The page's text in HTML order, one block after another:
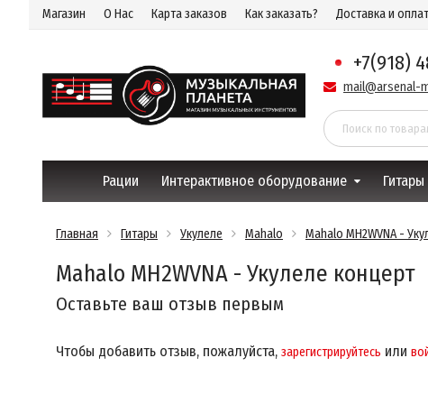
Магазин О Нас Карта заказов Как заказать? Доставка и
+7(918)
mail@arsenal-
Рации Интерактивное оборудование Гитары
Главная Гитары Укулеле Mahalo Mahalo MH2WVNA -
Mahalo MH2WVNA - Укулеле концерт
Оставьте ваш отзыв первым
Чтобы добавить отзыв, пожалуйста, зарегистрируйтесь или